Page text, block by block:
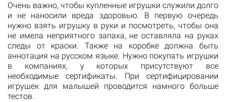
Очень важно, чтобы купленные игрушки служили долго
и не наносили вреда здоровью. В первую очередь
нужно взять игрушку в руки и посмотреть, чтобы она
не имела неприятного запаха, не оставляла на руках
следы от краски. Также на коробке должна быть
аннотация на русском языке. Нужно покупать игрушки
в компаниях, у которых присутствуют все
необходимые сертификаты. При сертифицировании
игрушек для малышей проводится намного больше
тестов.